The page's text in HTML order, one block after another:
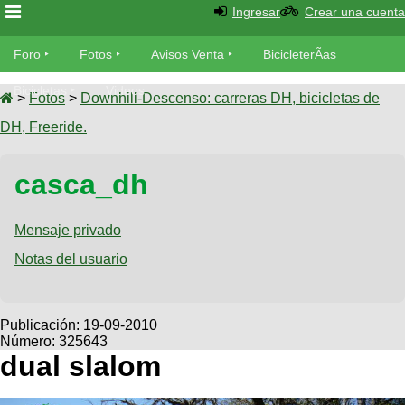
Foro
Foro
TÃ©cnica
Fotos
tu foto
Galeria
XC
Viajes
Descenso
SUBÃ
tu
aviso
Buscar
Ultimos
Fotos
as
Bicicletas
Tandem
Videos
Cicloturismo
Ingresar Crear una cuenta
Foro Fotos Avisos Venta BicicleterÃ­as
Bicicletas Videos
> Fotos > Downhill-Descenso: carreras DH, bicicletas de
DH, Freeride.
casca_dh
Mensaje privado
Notas del usuario
Publicación: 19-09-2010
Número: 325643
dual slalom